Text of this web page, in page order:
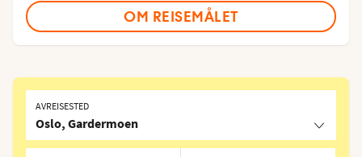
OM REISEMÅLET
AVREISESTED
Oslo, Gardermoen